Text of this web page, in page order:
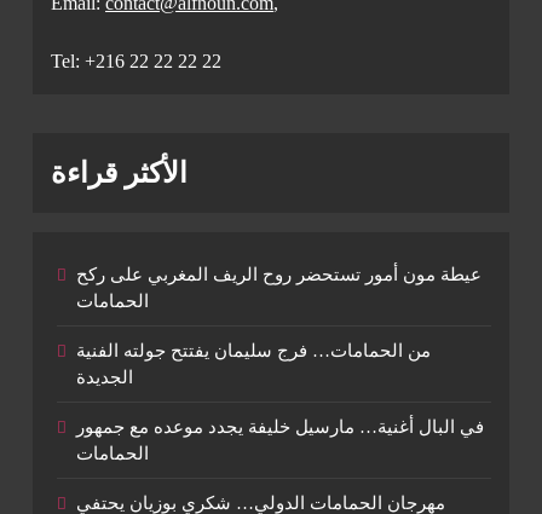
Tel: +216 22 22 22 22
الأكثر قراءة
عيطة مون أمور تستحضر روح الريف المغربي على ركح
الحمامات
من الحمامات… فرج سليمان يفتتح جولته الفنية
الجديدة
في البال أغنية… مارسيل خليفة يجدد موعده مع جمهور
الحمامات
مهرجان الحمامات الدولي… شكري بوزيان يحتفي